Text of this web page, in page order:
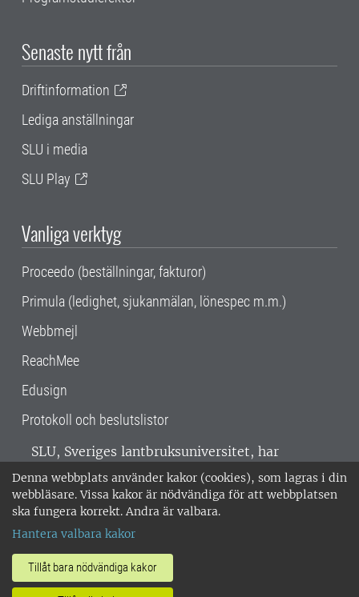
Denna webbplats använder kakor (cookies), som lagras i din
webbläsare. Vissa kakor är nödvändiga för att webbplatsen
ska fungera korrekt. Andra är valbara.
Hantera valbara kakor
Tillåt bara nödvändiga kakor
Senaste nytt från
Driftinformation
Lediga anställningar
SLU i media
SLU Play
Vanliga verktyg
Proceedo (beställningar, fakturor)
Primula (ledighet, sjukanmälan, lönespec m.m.)
Webbmejl
ReachMee
Edusign
Protokoll och beslutslistor
SLU, Sveriges lantbruksuniversitet, har
verksamhet över hela Sverige. Huvudorter är
Alnarp, Uppsala och Umeå.SLU är
miljöcertifierat enligt ISO 14001. •
018-67 10 00 • Org nr: 202100-2817 •
Om SLU:s webbplatser
•Hantera kakor•Behandling av